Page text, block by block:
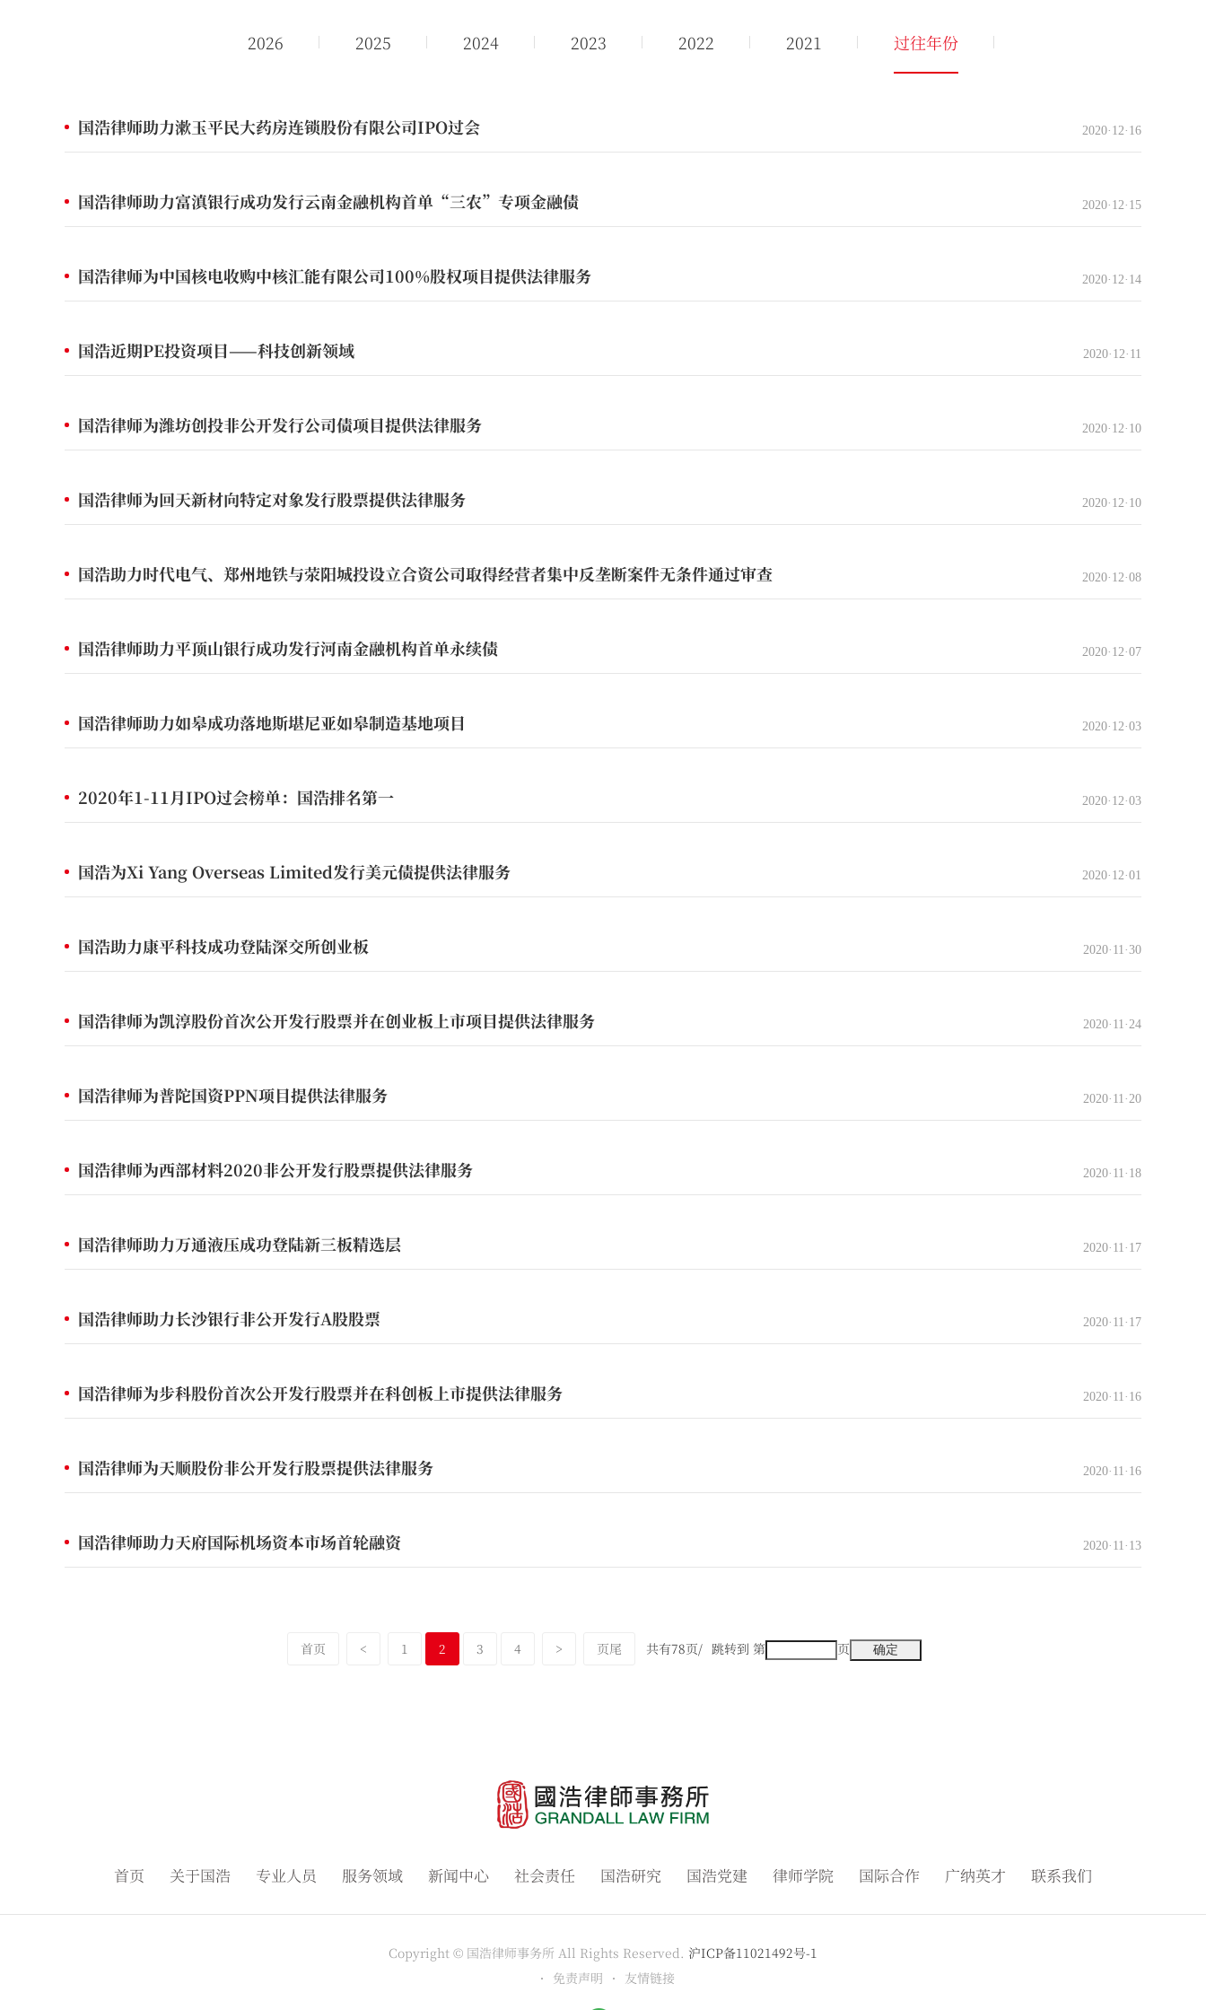
2026 2025 2024 2023 2022 2021 过往年份
2020·12·16
国浩律师助力漱玉平民大药房连锁股份有限公司IPO过会
2020·12·15
国浩律师助力富滇银行成功发行云南金融机构首单“三农”专项金融债
2020·12·14
国浩律师为中国核电收购中核汇能有限公司100%股权项目提供法律服务
2020·12·11
国浩近期PE投资项目——科技创新领域
2020·12·10
国浩律师为潍坊创投非公开发行公司债项目提供法律服务
2020·12·10
国浩律师为回天新材向特定对象发行股票提供法律服务
2020·12·08
国浩助力时代电气、郑州地铁与荥阳城投设立合资公司取得经营者集中反垄断案件无条件通过审查
2020·12·07
国浩律师助力平顶山银行成功发行河南金融机构首单永续债
2020·12·03
国浩律师助力如皋成功落地斯堪尼亚如皋制造基地项目
2020·12·03
2020年1-11月IPO过会榜单：国浩排名第一
2020·12·01
国浩为Xi Yang Overseas Limited发行美元债提供法律服务
2020·11·30
国浩助力康平科技成功登陆深交所创业板
2020·11·24
国浩律师为凯淳股份首次公开发行股票并在创业板上市项目提供法律服务
2020·11·20
国浩律师为普陀国资PPN项目提供法律服务
2020·11·18
国浩律师为西部材料2020非公开发行股票提供法律服务
2020·11·17
国浩律师助力万通液压成功登陆新三板精选层
2020·11·17
国浩律师助力长沙银行非公开发行A股股票
2020·11·16
国浩律师为步科股份首次公开发行股票并在科创板上市提供法律服务
2020·11·16
国浩律师为天顺股份非公开发行股票提供法律服务
2020·11·13
国浩律师助力天府国际机场资本市场首轮融资
首页 < 1 2 3 4 > 页尾 共有78页/ 跳转到 第 页
首页 关于国浩 专业人员 服务领域 新闻中心 社会责任 国浩研究 国浩党建 律师学院 国际合作 广纳英才 联系我们
Copyright © 国浩律师事务所 All Rights Reserved. 沪ICP备11021492号-1
免责声明
友情链接